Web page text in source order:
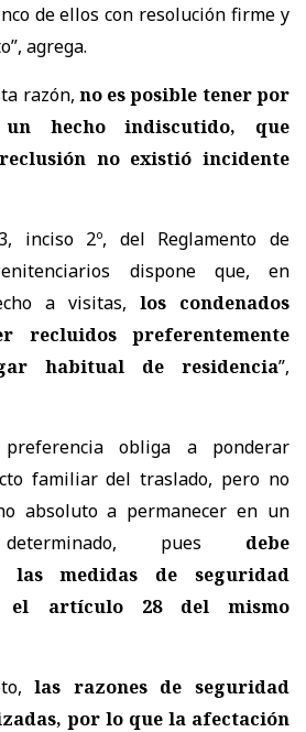
de ellos con resolución firme y
agrega.
razón, no es posible tener por
un hecho indiscutido, que
no existió incidente
inciso 2º, del Reglamento de
dispone que, en
a visitas, los condenados
recluidos preferentemente
habitual de residencia”,
obliga a ponderar
familiar del traslado, pero no
absoluto a permanecer en un
determinado, pues debe
las medidas de seguridad
el artículo 28 del mismo
las razones de seguridad
por lo que la afectación